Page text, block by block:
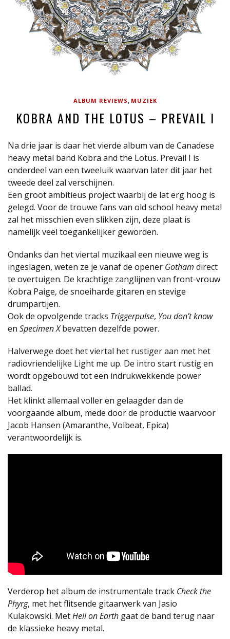
ALBUM REVIEWS , MUZIEK
KOBRA AND THE LOTUS – PREVAIL I
Na drie jaar is daar het vierde album van de Canadese
heavy metal band Kobra and the Lotus. Prevail I is
onderdeel van een tweeluik waarvan later dit jaar het
tweede deel zal verschijnen.
Een groot ambitieus project waarbij de lat erg hoog is
gelegd. Voor de trouwe fans van old school heavy metal
zal het misschien even slikken zijn, deze plaat is
namelijk veel toegankelijker geworden.
Ondanks dan het viertal muzikaal een nieuwe weg is
ingeslagen, weten ze je vanaf de opener Gotham direct
te overtuigen. De krachtige zanglijnen van front-vrouw
Kobra Paige, de snoeiharde gitaren en stevige
drumpartijen.
Ook de opvolgende tracks Triggerpulse, You don’t know
en Specimen Xbevatten dezelfde power.
Halverwege doet het viertal het rustiger aan met het
radiovriendelijke Light me up. De intro start rustig en
wordt opgebouwd tot een indrukwekkende power
ballad.
Het klinkt allemaal voller en gelaagder dan de
voorgaande album, mede door de productie waarvoor
Jacob Hansen (Amaranthe, Volbeat, Epica)
verantwoordelijk is.
Verderop het album de instrumentale track Check the
Phyrg, met het flitsende gitaarwerk van Jasio
Kulakowski. MetHell on Earth gaat de band terug naar
de klassieke heavy metal.